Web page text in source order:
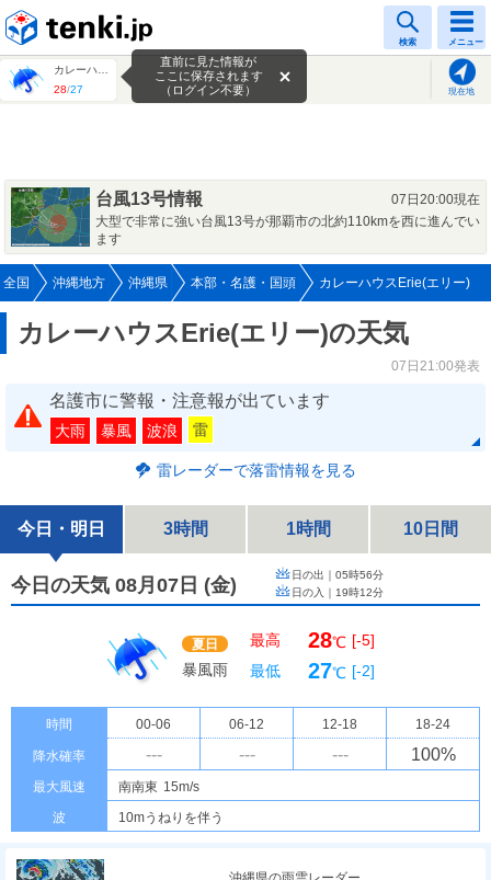
検索 メニュー
28/27 現在地
直前に見た情報が
ここに保存されます
（ログイン不要）
台風13号情報
07日20:00現在
大型で非常に強い台風13号が那覇市の北約110kmを西に進んでい
ます
全国 沖縄地方 沖縄県 本部・名護・国頭 カレーハウスErie(エリー)
カレーハウスErie(エリー)の天気
07日21:00発表
名護市に警報・注意報が出ています
大雨 暴風 波浪 雷
雷レーダーで落雷情報を見る
今日・明日 3時間 1時間 10日間
今日の天気 08月07日 (金) 日の出｜ 05時56分
日の入｜ 19時12分
夏日
暴風雨
最高 28℃ [-5]
最低
27℃ [-2]
時間 00-06 06-12 12-18 18-24
降水確率 --- --- --- 100%
最大風速 南南東 15m/s
波
10mうねりを伴う